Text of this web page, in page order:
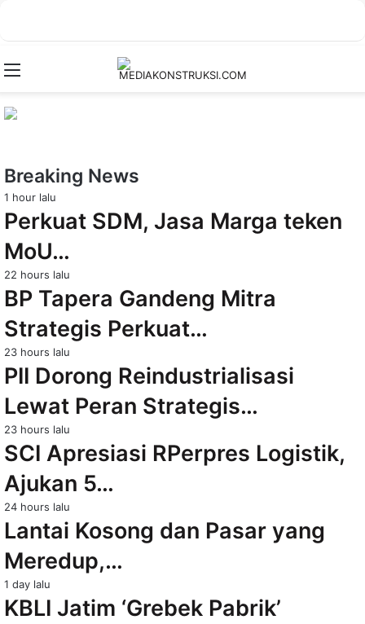
Breaking News
1 hour lalu
Perkuat SDM, Jasa Marga teken
MoU…
22 hours lalu
BP Tapera Gandeng Mitra
Strategis Perkuat…
23 hours lalu
PII Dorong Reindustrialisasi
Lewat Peran Strategis…
23 hours lalu
SCI Apresiasi RPerpres Logistik,
Ajukan 5…
24 hours lalu
Lantai Kosong dan Pasar yang
Meredup,…
1 day lalu
KBLI Jatim ‘Grebek Pabrik’